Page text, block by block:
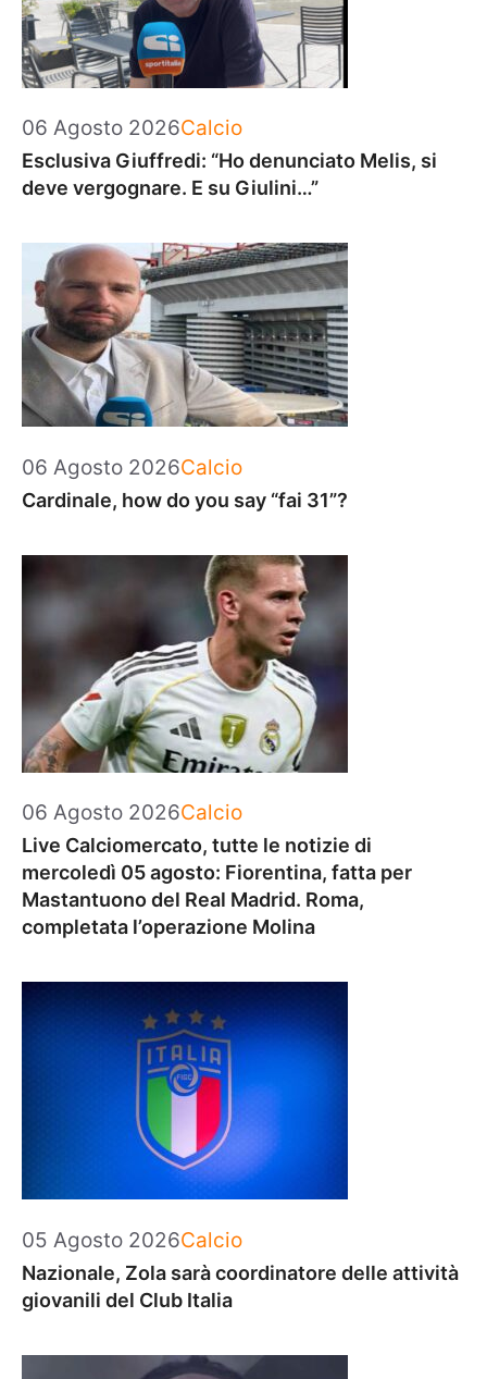
06 Agosto 2026Categorie
Calcio
Esclusiva Giuffredi: “Ho denunciato Melis, si
deve vergognare. E su Giulini…”
06 Agosto 2026Categorie
Calcio
Cardinale, how do you say “fai 31”?
06 Agosto 2026Categorie
Calcio
Live Calciomercato, tutte le notizie di
mercoledì 05 agosto: Fiorentina, fatta per
Mastantuono del Real Madrid. Roma,
completata l’operazione Molina
05 Agosto 2026Categorie
Calcio
Nazionale, Zola sarà coordinatore delle attività
giovanili del Club Italia